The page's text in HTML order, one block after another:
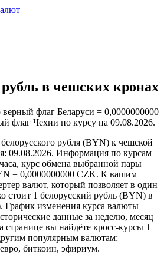
рубль в чешских кронах
= 0,0000000000
по курсу на 09.08.2026.
рубля (BYN) к чешской
09.08.2026. Информация по курсам
курс обмена выбранной пары
= 0,0000000000 CZK. К вашим
валют, который позволяет в один
стоит 1 белорусский рубль (BYN) в
График изменения курса валюты
данные за неделю, месяц
странице вы найдёте кросс-курсы 1
популярным валютам:
биткоин, эфириум.